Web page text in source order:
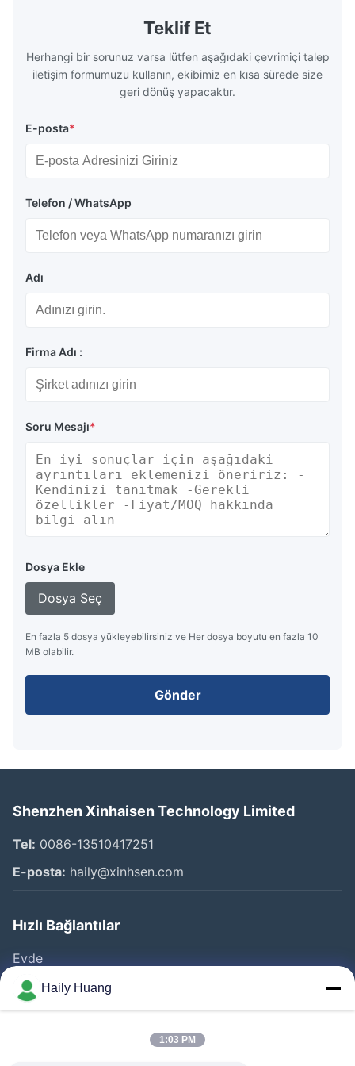
distribution in production processes. Flow
Plate Features Complex, Burr
Teklif Et
Herhangi bir sorunuz varsa lütfen aşağıdaki çevrimiçi talep
iletişim formumuzu kullanın, ekibimiz en kısa sürede size
geri dönüş yapacaktır.
E-posta*
Telefon / WhatsApp
Adı
Firma Adı :
Soru Mesajı*
Dosya Ekle
Dosya Seç
En fazla 5 dosya yükleyebilirsiniz ve Her dosya boyutu en fazla 10
MB olabilir.
Gönder
Shenzhen Xinhaisen Technology Limited
Tel: 0086-13510417251
E-posta: haily@xinhsen.com
Hızlı Bağlantılar
Evde
Ürünler
VİDEOLAR
Haily Huang
1:03 PM